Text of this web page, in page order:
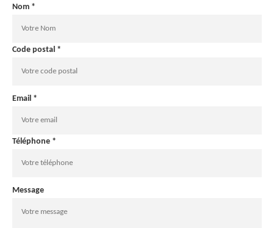
Nom *
Code postal *
Email *
Téléphone *
Message